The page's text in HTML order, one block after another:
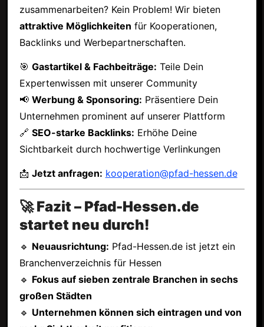
zusammenarbeiten? Kein Problem! Wir bieten
attraktive Möglichkeiten für Kooperationen,
Backlinks und Werbepartnerschaften.
🎯 Gastartikel & Fachbeiträge: Teile Dein
Expertenwissen mit unserer Community
📢 Werbung & Sponsoring: Präsentiere Dein
Unternehmen prominent auf unserer Plattform
🔗 SEO-starke Backlinks: Erhöhe Deine
Sichtbarkeit durch hochwertige Verlinkungen
📩 Jetzt anfragen: kooperation@pfad-hessen.de
🚀 Fazit – Pfad-Hessen.de
startet neu durch!
🔹 Neuausrichtung: Pfad-Hessen.de ist jetzt ein
Branchenverzeichnis für Hessen
🔹 Fokus auf sieben zentrale Branchen in sechs
großen Städten
🔹 Unternehmen können sich eintragen und von